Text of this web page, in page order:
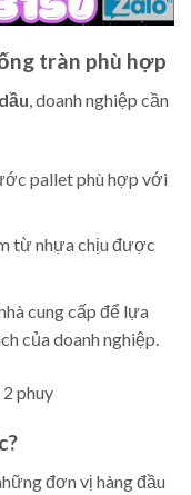
tràn phù hợp
, doanh nghiệp cần
pallet phù hợp với
từ nhựa chịu được
cung cấp để lựa
của doanh nghiệp.
đơn vị hàng đầu